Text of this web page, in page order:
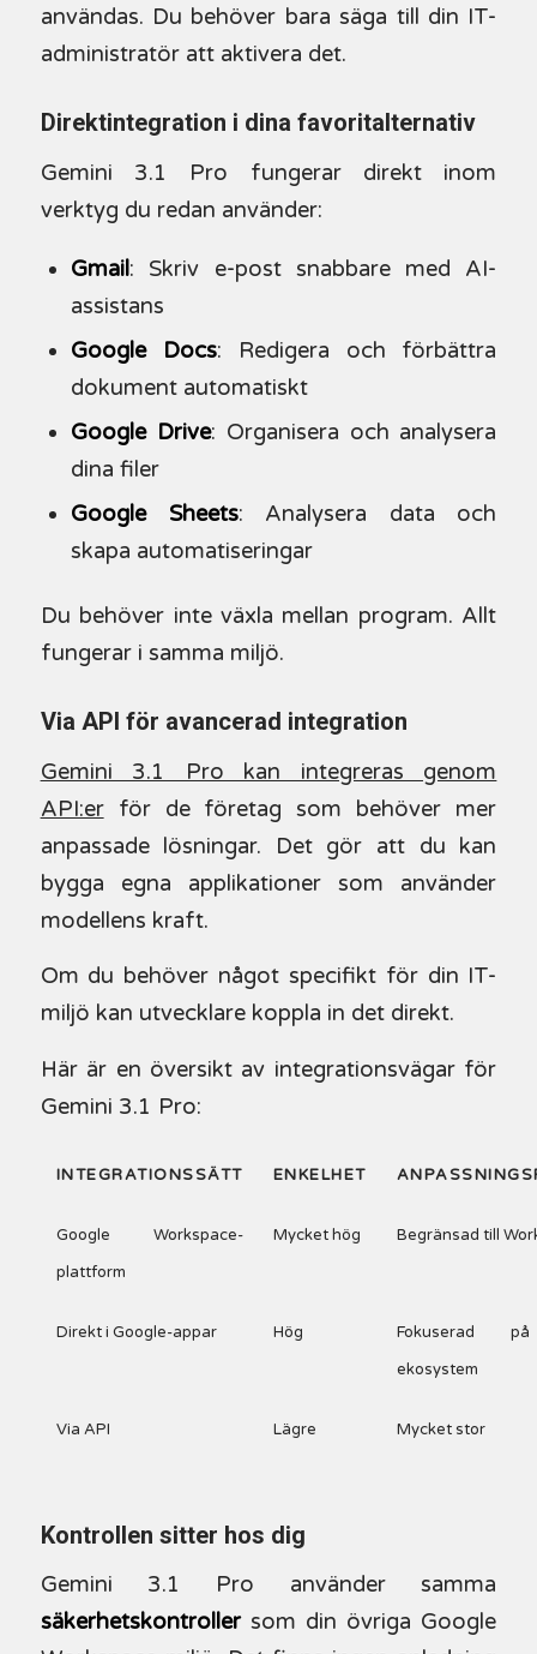
användas. Du behöver bara säga till din IT-
administratör att aktivera det.
Direktintegration i dina favoritalternativ
Gemini 3.1 Pro fungerar direkt inom
verktyg du redan använder:
Gmail: Skriv e-post snabbare med AI-
assistans
Google Docs: Redigera och förbättra
dokument automatiskt
Google Drive: Organisera och analysera
dina filer
Google Sheets: Analysera data och
skapa automatiseringar
Du behöver inte växla mellan program. Allt
fungerar i samma miljö.
Via API för avancerad integration
Gemini 3.1 Pro kan integreras genom
API:erför de företag som behöver mer
anpassade lösningar. Det gör att du kan
bygga egna applikationer som använder
modellens kraft.
Om du behöver något specifikt för din IT-
miljö kan utvecklare koppla in det direkt.
Här är en översikt av integrationsvägar för
Gemini 3.1 Pro:
INTEGRATIONSSÄTT ENKELHET
Google Workspace-
plattform
Mycket hög Begränsad till
Direkt i Google-appar Hög
Fokuserad
ekosystem
Via API Lägre Mycket stor
Kontrollen sitter hos dig
Gemini 3.1 Pro använder samma
säkerhetskontrollersom din övriga Google